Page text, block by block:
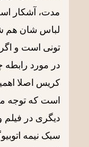
مدت، آشکار
لباس شان هم
تونی است و
در مورد رابطه
کریس اصلا
است که توجه
دیگری در فیلم
سبک نیمه